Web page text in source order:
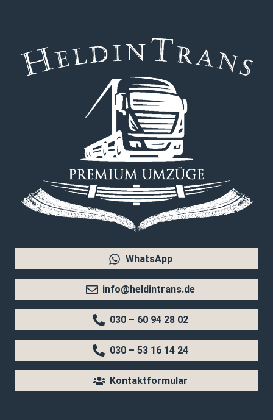
WhatsApp
info@heldintrans.de
030 – 60 94 28 02
030 – 53 16 14 24
Kontaktformular